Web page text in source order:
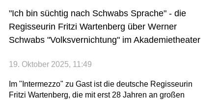
"Ich bin süchtig nach Schwabs Sprache" - die
Regisseurin Fritzi Wartenberg über Werner
Schwabs "Volksvernichtung" im Akademietheater
19. Oktober 2025, 11:49
Im "Intermezzo" zu Gast ist die deutsche Regisseurin
Fritzi Wartenberg, die mit erst 28 Jahren an großen